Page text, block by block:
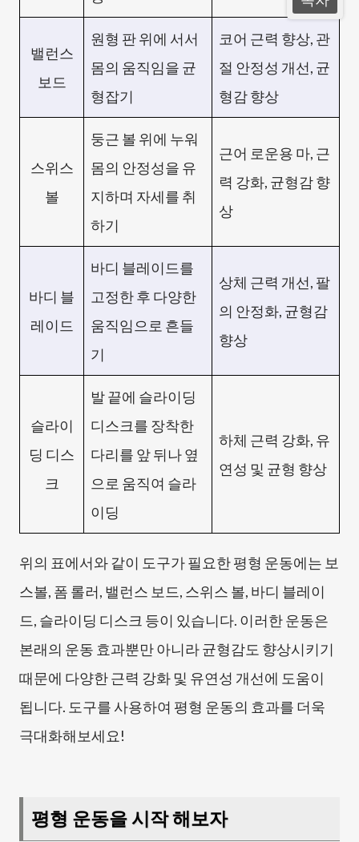
밸런스
보드
원형 판 위에 서서
몸의 움직임을 균
형잡기
코어 근력 향상, 관
절 안정성 개선, 균
형감 향상
스위스
볼
둥근 볼 위에 누워
몸의 안정성을 유
지하며 자세를 취
하기
근어 로운용 마, 근
력 강화, 균형감 향
상
바디 블
레이드
바디 블레이드를
고정한 후 다양한
움직임으로 흔들
기
상체 근력 개선, 팔
의 안정화, 균형감
향상
슬라이
딩 디스
크
발 끝에 슬라이딩
디스크를 장착한
다리를 앞 뒤나 옆
으로 움직여 슬라
이딩
하체 근력 강화, 유
연성 및 균형 향상
위의 표에서와 같이 도구가 필요한 평형 운동에는 보
스볼, 폼 롤러, 밸런스 보드, 스위스 볼, 바디 블레이
드, 슬라이딩 디스크 등이 있습니다. 이러한 운동은
본래의 운동 효과뿐만 아니라 균형감도 향상시키기
때문에 다양한 근력 강화 및 유연성 개선에 도움이
됩니다. 도구를 사용하여 평형 운동의 효과를 더욱
극대화해보세요!
평형 운동을 시작 해보자